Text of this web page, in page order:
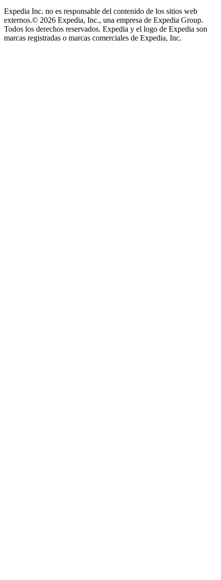
Expedia Inc. no es responsable del contenido de los sitios web
externos.© 2026 Expedia, Inc., una empresa de Expedia Group.
Todos los derechos reservados. Expedia y el logo de Expedia son
marcas registradas o marcas comerciales de Expedia, Inc.